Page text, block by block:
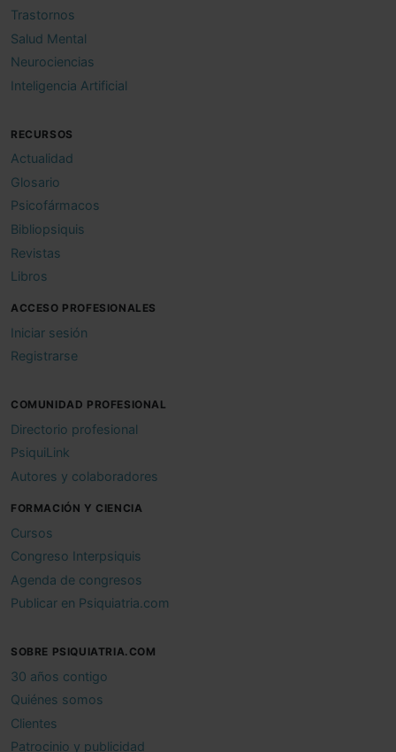
Trastornos
Salud Mental
Neurociencias
Inteligencia Artificial
RECURSOS
Actualidad
Glosario
Psicofármacos
Bibliopsiquis
Revistas
Libros
ACCESO PROFESIONALES
Iniciar sesión
Registrarse
COMUNIDAD PROFESIONAL
Directorio profesional
PsiquiLink
Autores y colaboradores
FORMACIÓN Y CIENCIA
Cursos
Congreso Interpsiquis
Agenda de congresos
Publicar en Psiquiatria.com
SOBRE PSIQUIATRIA.COM
30 años contigo
Quiénes somos
Clientes
Patrocinio y publicidad